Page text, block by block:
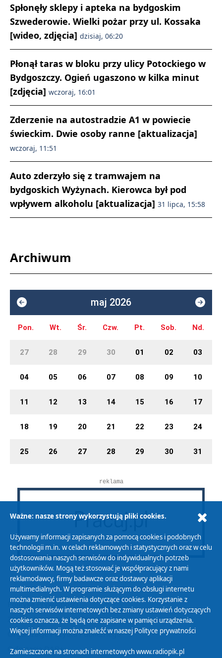
Spłonęły sklepy i apteka na bydgoskim
Szwederowie. Wielki pożar przy ul. Kossaka
[wideo, zdjęcia] dzisiaj, 06:20
Płonął taras w bloku przy ulicy Potockiego w
Bydgoszczy. Ogień ugaszono w kilka minut
[zdjęcia] wczoraj, 16:01
Zderzenie na autostradzie A1 w powiecie
świeckim. Dwie osoby ranne [aktualizacja]
wczoraj, 11:51
Auto zderzyło się z tramwajem na
bydgoskich Wyżynach. Kierowca był pod
wpływem alkoholu [aktualizacja] 31 lipca, 15:58
Archiwum
maj 2026
Pon. Wt. Śr. Czw. Pt. Sob. Nd.
27 28 29 30 01 02 03
04 05 06 07 08 09 10
11 12 13 14 15 16 17
18 19 20 21 22 23 24
25 26 27 28 29 30 31
reklama
Polityka Prywatności
Zasady korzystania z Serwisu
Organizacje Pożytku Publicznego
Cyfryzacja DAB+
Ważne: nasze strony wykorzystują pliki cookies.
Używamy informacji zapisanych za pomocą cookies i podobnych
technologii m.in. w celach reklamowych i statystycznych oraz w celu
dostosowania naszych serwisów do indywidualnych potrzeb
użytkowników. Mogą też stosować je współpracujący z nami
reklamodawcy, firmy badawcze oraz dostawcy aplikacji
multimedialnych. W programie służącym do obsługi internetu
można zmienić ustawienia dotyczące cookies. Korzystanie z
naszych serwisów internetowych bez zmiany ustawień dotyczących
cookies oznacza, że będą one zapisane w pamięci urządzenia.
Więcej informacji można znaleźć w naszej Polityce prywatności
Zamieszczone na stronach internetowych www.radiopik.pl